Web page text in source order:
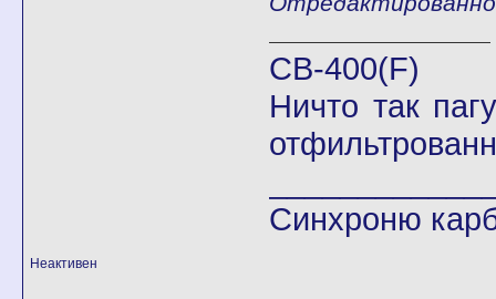
CB-400(F)
Ничто так
Синхроню
Неактивен